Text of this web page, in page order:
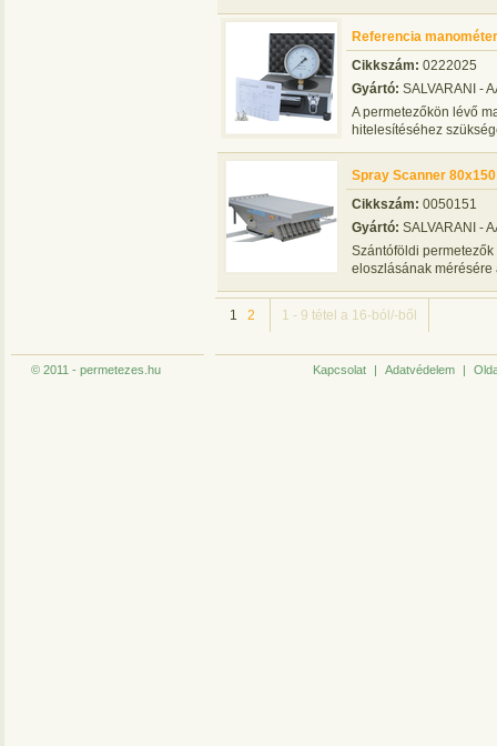
Referencia
Cikkszám: 0222025
Gyártó: SALVARANI -
A permetezőkön lévő
hitelesítéséhez
Spray Scanner
Cikkszám: 0050151
Gyártó: SALVARANI -
Szántóföldi
eloszlásának mérésére
1 2 1 - 9 tétel a 16-ból/-ből
© 2011 - permetezes.hu Kapcsolat | Adatvédelem |